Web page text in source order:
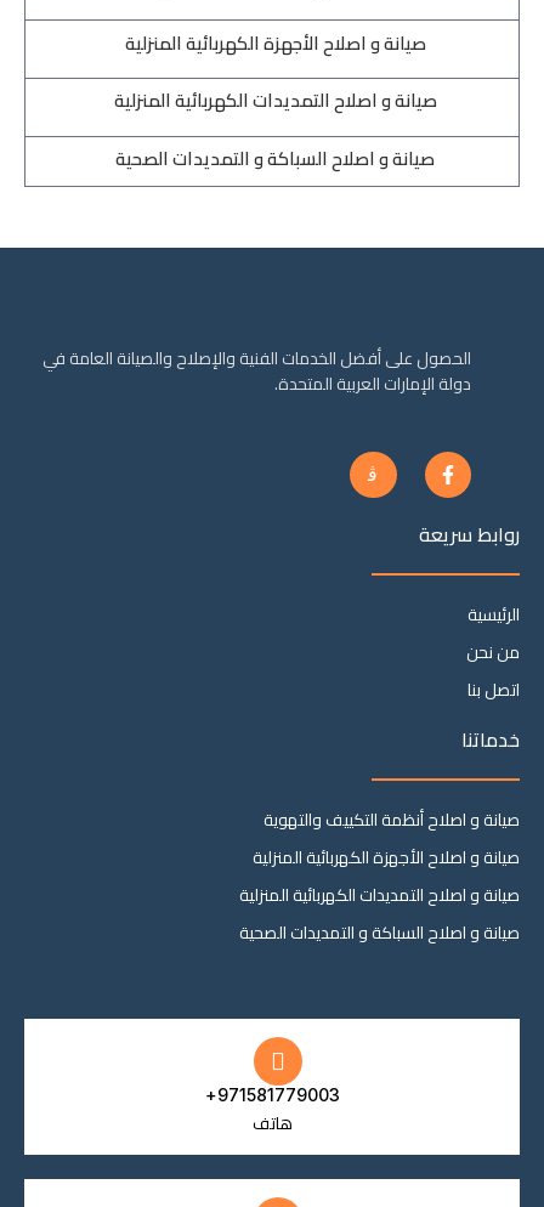
صيانة و اصلاح الأجهزة الكهربائية المنزلية
صيانة و اصلاح التمديدات الكهربائية المنزلية
صيانة و اصلاح السباكة و التمديدات الصحية
الحصول على أفضل الخدمات الفنية والإصلاح والصيانة العامة في
دولة الإمارات العربية المتحدة.
F
a
c
b
o
J
k
i
s
i
g
h
روابط سريعة
الرئيسية
من نحن
اتصل بنا
خدماتنا
صيانة و اصلاح أنظمة التكييف والتهوية
صيانة و اصلاح الأجهزة الكهربائية المنزلية
صيانة و اصلاح التمديدات الكهربائية المنزلية
صيانة و اصلاح السباكة و التمديدات الصحية
971581779003+
هاتف